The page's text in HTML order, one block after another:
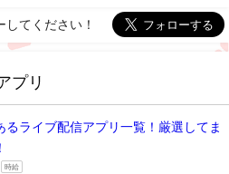
てください！
プリ
るライブ配信アプリ一覧！厳選してま
時給